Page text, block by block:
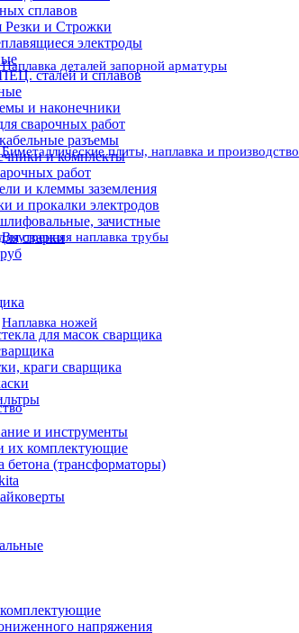
Наплавка деталей запорной арматуры
Биметаллические плиты, наплавка и производство
Внутренняя наплавка трубы
Наплавка ножей
сплавов
и Строжки
электроды
сталей и сплавов
и наконечники
сварочных работ
разъемы
и комплекты
работ
и клеммы заземления
и прокалки электродов
зачистные
сварки
для масок сварщика
краги сварщика
и инструменты
их комплектующие
бетона (трансформаторы)
напряжения